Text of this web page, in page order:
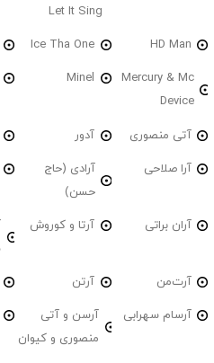
Let It Sing
HD Man
Ice Tha One
Mercury & Mc
Device
Minel
آتی منصوری آدور
آرا صلاحی
آرادی (حاج
حسن)
آران براتی آرتا و کوروش
آرت‌من آرتن
آرسام سهرابی
آرسن و آتی
منصوری و کیوان